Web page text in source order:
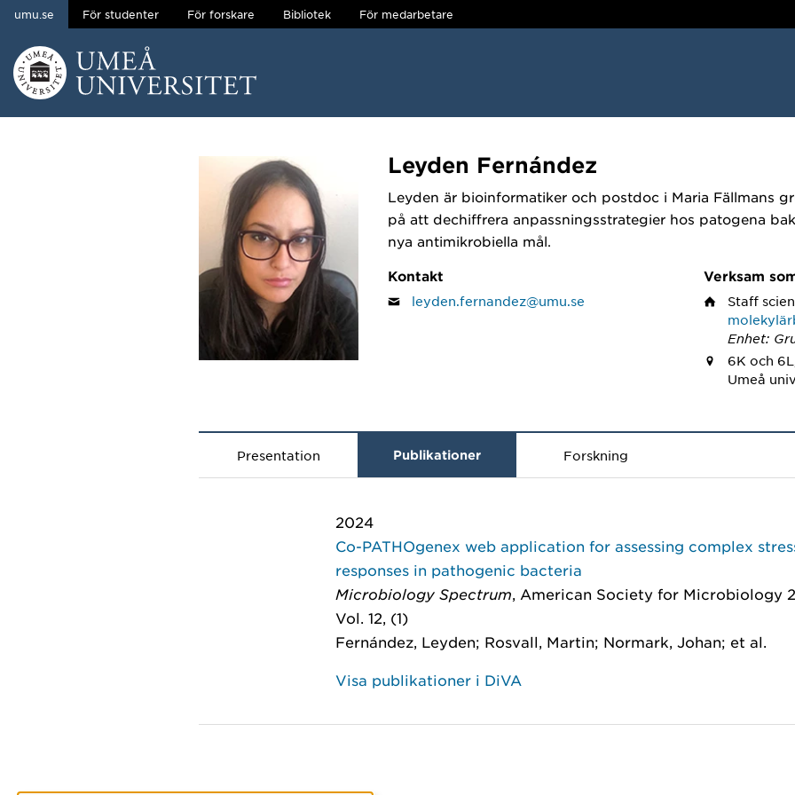
Hoppa direkt till innehållet
umu.se För studenter För forskare Bibliotek För medarbetare
Leyden Fernández
Leyden är bioinformatiker och postdoc i Maria Fällmans
på att dechiffrera anpassningsstrategier hos patogena
nya antimikrobiella mål.
Kontakt
leyden.fernandez@umu.se
Verksam
Staff
Enhet:
6K och
Umeå
Presentation Publikationer Forskning
2024
Co-PATHOgenex web application for assessing complex
responses in pathogenic bacteria
Microbiology Spectrum, American Society for Microbiology
Vol. 12, (1)
Fernández, Leyden; Rosvall, Martin; Normark, Johan; et al.
Visa publikationer i DiVA